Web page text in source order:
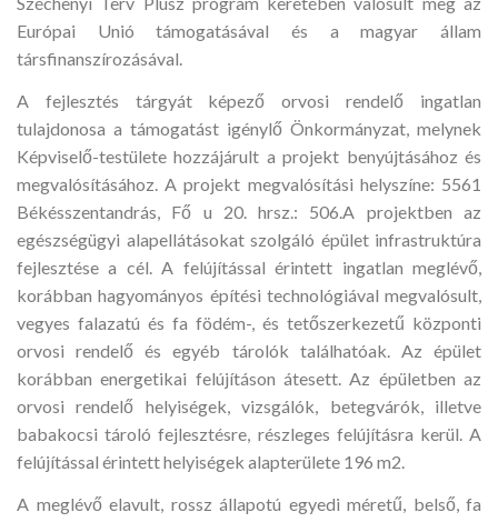
Európai Unió támogatásával és a magyar állam
társfinanszírozásával.
A fejlesztés tárgyát képező orvosi rendelő ingatlan
tulajdonosa a támogatást igénylő Önkormányzat, melynek
Képviselő-testülete hozzájárult a projekt benyújtásához és
megvalósításához. A projekt megvalósítási helyszíne: 5561
Békésszentandrás, Fő u 20. hrsz.: 506.A projektben az
egészségügyi alapellátásokat szolgáló épület infrastruktúra
fejlesztése a cél. A felújítással érintett ingatlan meglévő,
korábban hagyományos építési technológiával megvalósult,
vegyes falazatú és fa födém-, és tetőszerkezetű központi
orvosi rendelő és egyéb tárolók találhatóak. Az épület
korábban energetikai felújításon átesett. Az épületben az
orvosi rendelő helyiségek, vizsgálók, betegvárók, illetve
babakocsi tároló fejlesztésre, részleges felújításra kerül. A
felújítással érintett helyiségek alapterülete 196 m2.
A meglévő elavult, rossz állapotú egyedi méretű, belső, fa